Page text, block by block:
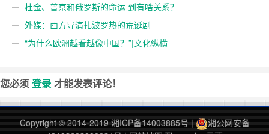
杜金、普京和俄罗斯的命运 到有啥关系？
外媒：西方导演扎波罗热的荒诞剧
“为什么欧洲越看越像中国？”|文化纵横
您必须 登录才能发表评论！
Copyright © 2014-2019 湘ICP备14003885号 |
湘公网安备